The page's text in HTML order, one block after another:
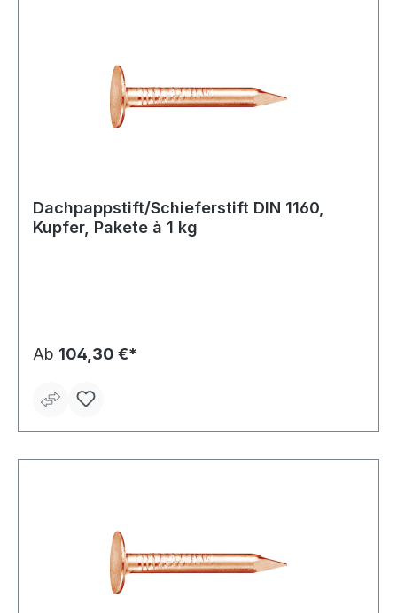
Dachpappstift/Schieferstift DIN 1160,
Kupfer, Pakete à 1 kg
Ab 104,30 €*